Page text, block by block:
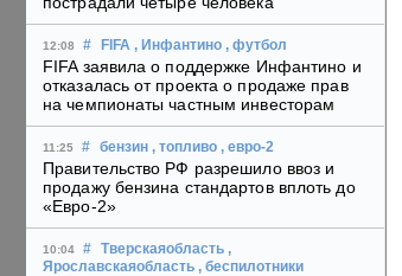
12:08 # FIFA , Инфантино , футбол
FIFA заявила о поддержке Инфантино и
отказалась от проекта о продаже прав
на чемпионаты частным инвесторам
11:25 # бензин , топливо , евро-2
Правительство РФ разрешило ввоз и
продажу бензина стандартов вплоть до
«Евро-2»
10:04 # Тверскаяобласть ,
Ярославскаяобласть , беспилотники